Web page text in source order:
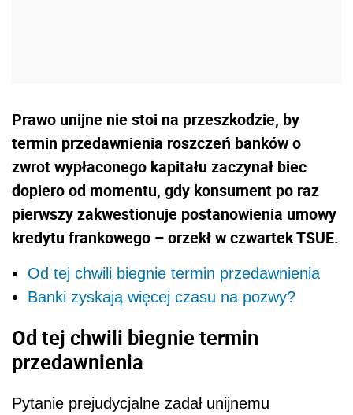
Prawo unijne nie stoi na przeszkodzie, by
termin przedawnienia roszczeń banków o
zwrot wypłaconego kapitału zaczynał biec
dopiero od momentu, gdy konsument po raz
pierwszy zakwestionuje postanowienia umowy
kredytu frankowego – orzekł w czwartek TSUE.
Od tej chwili biegnie termin przedawnienia
Banki zyskają więcej czasu na pozwy?
Od tej chwili biegnie termin
przedawnienia
Pytanie prejudycjalne zadał unijnemu